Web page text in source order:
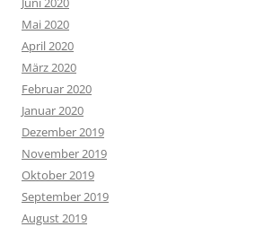
Mai 2020
April 2020
März 2020
Februar 2020
Januar 2020
Dezember 2019
November 2019
Oktober 2019
September 2019
August 2019